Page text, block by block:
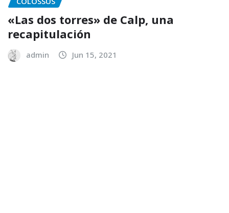
«Las dos torres» de Calp, una
recapitulación
admin Jun 15, 2021